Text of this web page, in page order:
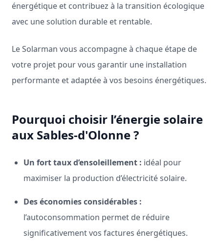
énergétique et contribuez à la transition écologique
avec une solution durable et rentable.
Le Solarman vous accompagne à chaque étape de
votre projet pour vous garantir une installation
performante et adaptée à vos besoins énergétiques.
Pourquoi choisir l’énergie solaire
aux Sables-d'Olonne ?
Un fort taux d’ensoleillement : idéal pour
maximiser la production d’électricité solaire.
Des économies considérables :
l’autoconsommation permet de réduire
significativement vos factures énergétiques.